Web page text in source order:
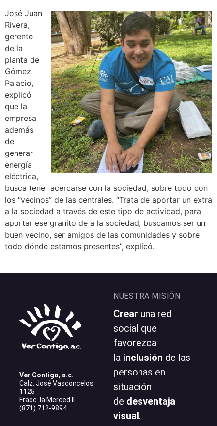
José Juan
Rivera,
gerente
de la
planta de
Gómez
Palacio,
explicó
que la
empresa
además
de
generar
energía
eléctrica,
busca tener acercarse con la sociedad, sobre todo con
los “vecinos” de las centrales. “Trata de aportar un extra
a la sociedad a través de este tipo de actividad, para
aportar ese granito de a la sociedad, buscamos ser un
buen vecino, ser amigos de las comunidades y sobre
todo dónde estamos presentes”, explicó.
Ver Contigo, a.c.
Calz. José Vasconcelos
1125
Fracc. la Merced II
(871) 712-9894
NUESTRA MISIÓN
Crear una red
social que
favorezca
la inclusión de las
personas en
situación
de desventaja
visual.